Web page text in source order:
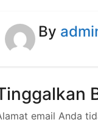
By
email Anda